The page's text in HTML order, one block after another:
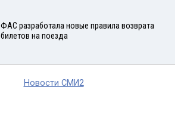
ФАС разработала новые правила возврата
билетов на поезда
Новости СМИ2